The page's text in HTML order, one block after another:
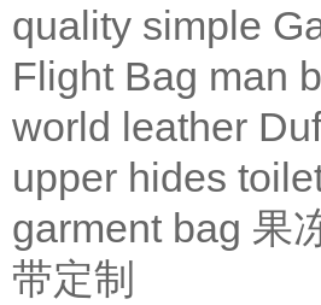
quality simple
Flight Bag man
world leather
upper hides
garment bag 果
带定制